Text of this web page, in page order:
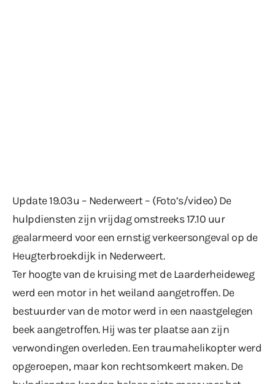
Update 19.03u – Nederweert – (Foto’s/video) De
hulpdiensten zijn vrijdag omstreeks 17.10 uur
gealarmeerd voor een ernstig verkeersongeval op de
Heugterbroekdijk in Nederweert.
Ter hoogte van de kruising met de Laarderheideweg
werd een motor in het weiland aangetroffen. De
bestuurder van de motor werd in een naastgelegen
beek aangetroffen. Hij was ter plaatse aan zijn
verwondingen overleden. Een traumahelikopter werd
opgeroepen, maar kon rechtsomkeert maken. De